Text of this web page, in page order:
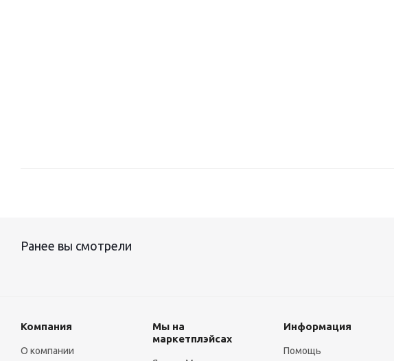
Ранее вы смотрели
Компания
О компании
Мы на
маркетплэйсах
Информация
Помощь